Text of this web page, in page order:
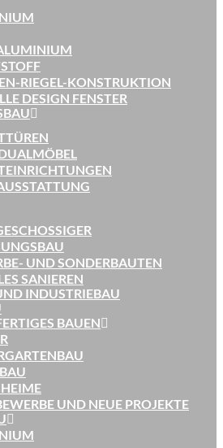
RIEGEL-KONSTRUKTION
DESIGN FENSTER
UND SONDERBAUTEN
SANIEREN
INDUSTRIEBAU
BAUEN
UND NEUE PROJEKTE